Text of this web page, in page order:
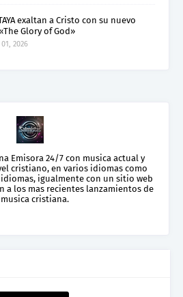
TAYA exaltan a Cristo con su nuevo
Glory of God»
2026
Emisora 24/7 con musica actual y
cristiano, en varios idiomas como
igualmente con un sitio web
a los mas recientes lanzamientos de
cristiana.